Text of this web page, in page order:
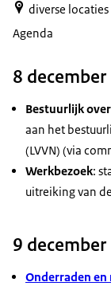
diverse locaties
Agenda
8 december
Bestuurlijk
aan het
(LVVN) (via
Werkbezoek:
uitreiking van
9 december
Onderraden